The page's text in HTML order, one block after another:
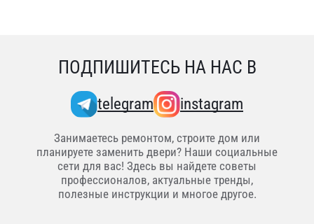
ПОДПИШИТЕСЬ НА НАС В
telegram instagram
Занимаетесь ремонтом, строите дом или
планируете заменить двери? Наши социальные
сети для вас! Здесь вы найдете советы
профессионалов, актуальные тренды,
полезные инструкции и многое другое.